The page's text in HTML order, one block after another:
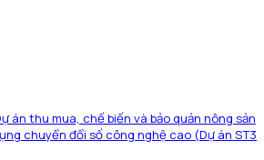
án thu mua, chế biến và bảo quản nông sản
chuyển đổi số công nghệ cao (Dự án ST3